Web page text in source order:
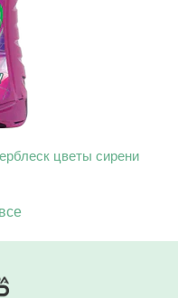
цветы сирени